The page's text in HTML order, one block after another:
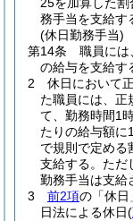
務手当を支給す
(休日勤務手当)
第14条
職員には
の給与を支給す
2
休日において
た職員には、正
て、勤務時間1
たりの給与額に
で規則で定める
支給する。 ただ
勤務手当は支給
3
前2項の「休日
日法による休日(